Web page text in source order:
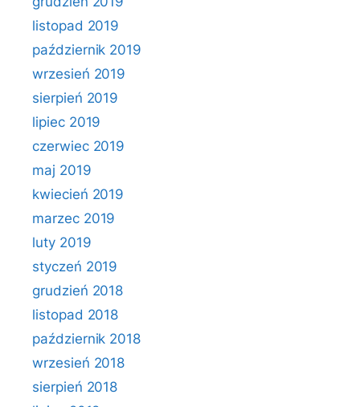
listopad 2019
październik 2019
wrzesień 2019
sierpień 2019
lipiec 2019
czerwiec 2019
maj 2019
kwiecień 2019
marzec 2019
luty 2019
styczeń 2019
grudzień 2018
listopad 2018
październik 2018
wrzesień 2018
sierpień 2018